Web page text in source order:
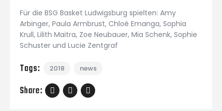
Für die BSG Basket Ludwigsburg spielten: Amy
Arbinger, Paula Armbrust, Chloé Emanga, Sophia
Krull, Lilith Maitra, Zoe Neubauer, Mia Schenk, Sophie
Schuster und Lucie Zentgraf
Tags: 2018 news
Share: